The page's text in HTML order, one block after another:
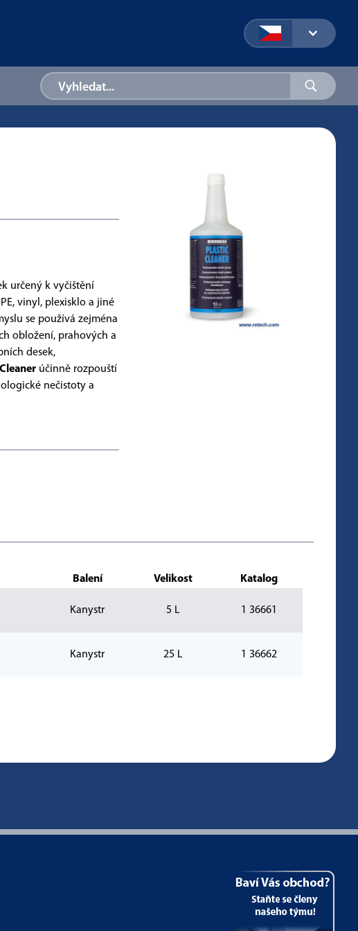
určený k vyčištění
vinyl, plexisklo a jiné
se používá zejména
obložení, prahových a
desek,
účinně rozpouští
nečistoty a
Balení Velikost Katalog
Kanystr 5 L 1 36661
Kanystr 25 L 1 36662